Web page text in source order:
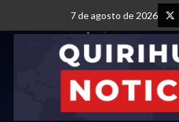
7 de agosto de 2026